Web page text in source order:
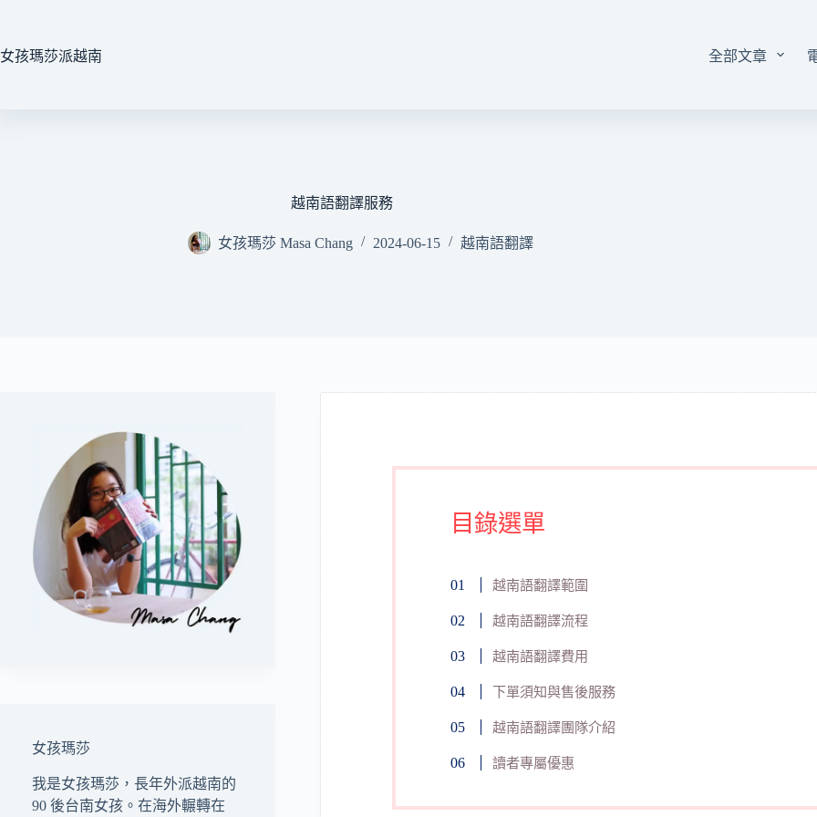
主
女孩瑪莎派越南 全部文章
越南語翻譯服務
女孩瑪莎 Masa Chang 2024-06-15 越南語翻譯
目錄選單
越南語翻譯範圍
越南語翻譯流程
越南語翻譯費用
下單須知與售後服務
越南語翻譯團隊介紹
讀者專屬優惠
女孩瑪莎
我是女孩瑪莎，長年外派越南的
90 後台南女孩。在海外輾轉在